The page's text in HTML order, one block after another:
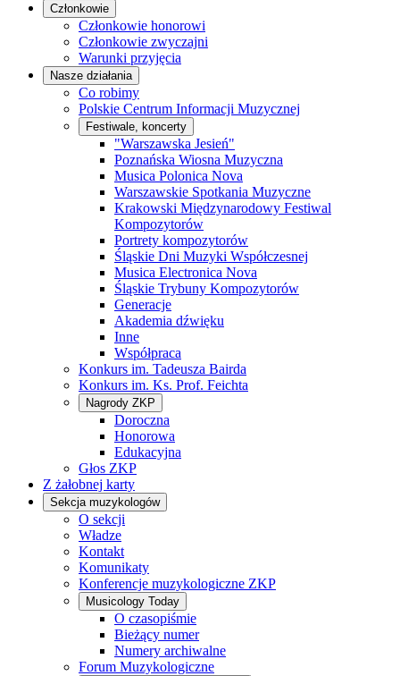
Członkowie
Członkowie honorowi
Członkowie zwyczajni
Warunki przyjęcia
Nasze działania
Co robimy
Polskie Centrum Informacji Muzycznej
Festiwale, koncerty
"Warszawska Jesień"
Poznańska Wiosna Muzyczna
Musica Polonica Nova
Warszawskie Spotkania Muzyczne
Krakowski Międzynarodowy Festiwal
Kompozytorów
Portrety kompozytorów
Śląskie Dni Muzyki Współczesnej
Musica Electronica Nova
Śląskie Trybuny Kompozytorów
Generacje
Akademia dźwięku
Inne
Współpraca
Konkurs im. Tadeusza Bairda
Konkurs im. Ks. Prof. Feichta
Nagrody ZKP
Doroczna
Honorowa
Edukacyjna
Głos ZKP
Z żałobnej karty
Sekcja muzykologów
O sekcji
Władze
Kontakt
Komunikaty
Konferencje muzykologiczne ZKP
Musicology Today
O czasopiśmie
Bieżący numer
Numery archiwalne
Forum Muzykologiczne